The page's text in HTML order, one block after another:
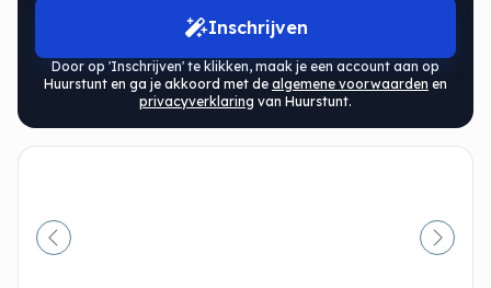
Inschrijven
Door op 'Inschrijven' te klikken, maak je een account aan op
Huurstunt en ga je akkoord met de algemene voorwaarden en
privacyverklaring van Huurstunt.
Vorige